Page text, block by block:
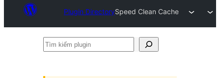
Plugin DirectorySpeed Clean Cache
Tìm